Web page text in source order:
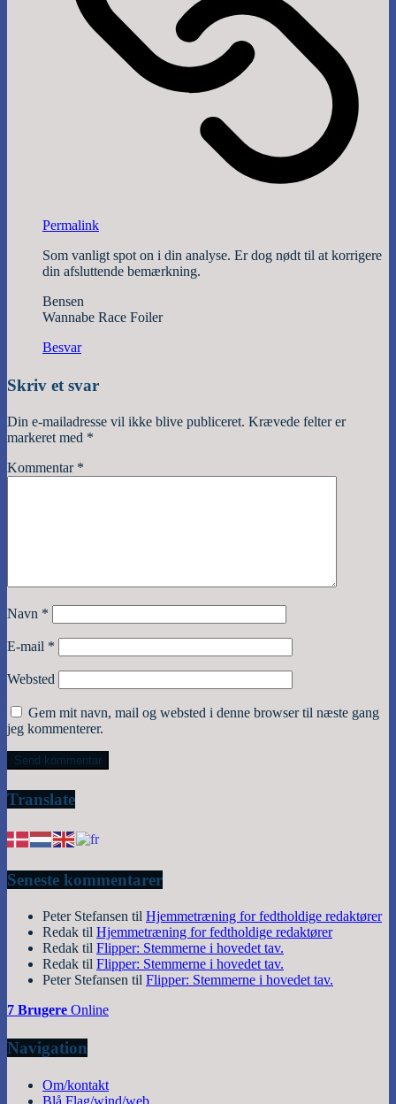
Permalink
Som vanligt spot on i din analyse. Er dog nødt til at korrigere
din afsluttende bemærkning.
Bensen
Wannabe Race Foiler
Besvar
Skriv et svar
Din e-mailadresse vil ikke blive publiceret. Krævede felter er
markeret med *
Kommentar *
Navn *
E-mail *
Websted
Gem mit navn, mail og websted i denne browser til næste gang
jeg kommenterer.
Translate
Seneste kommentarer
Peter Stefansen til Hjemmetræning for fedtholdige redaktører
Redak til Hjemmetræning for fedtholdige redaktører
Redak til Flipper: Stemmerne i hovedet tav.
Redak til Flipper: Stemmerne i hovedet tav.
Peter Stefansen til Flipper: Stemmerne i hovedet tav.
7 Brugere Online
Navigation
Om/kontakt
Blå Flag/wind/web